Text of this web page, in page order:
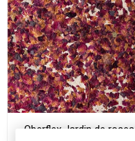
Oberflex Jardin de roses